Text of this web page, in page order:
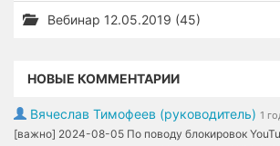
Вебинар 12.05.2019 (45)
НОВЫЕ КОММЕНТАРИИ
Вячеслав Тимофеев (руководитель) 1
[важно] 2024-08-05 По поводу блокировок